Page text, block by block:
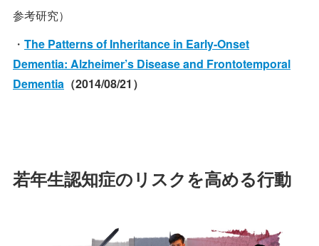
参考研究）
・ The Patterns of Inheritance in Early-Onset
Dementia: Alzheimer’s Disease and Frontotemporal
Dementia （2014/08/21）
若年生認知症のリスクを高める行動